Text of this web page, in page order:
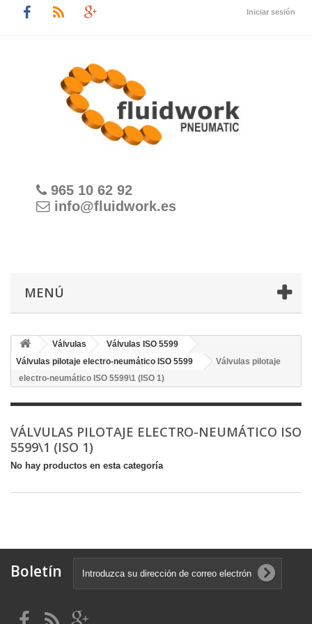
Iniciar sesión
965 10 62 92
info@fluidwork.es
MENÚ
Válvulas
Válvulas ISO 5599
Válvulas pilotaje electro-neumático ISO 5599
Válvulas pilotaje
electro-neumático ISO 5599\1 (ISO 1)
VÁLVULAS PILOTAJE ELECTRO-NEUMÁTICO ISO
5599\1 (ISO 1)
No hay productos en esta categoría
Boletín